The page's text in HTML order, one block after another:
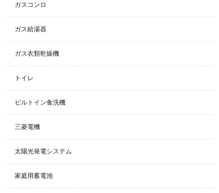
ガスコンロ
ガス給湯器
ガス衣類乾燥機
トイレ
ビルトイン食洗機
三菱電機
太陽光発電システム
家庭用蓄電池